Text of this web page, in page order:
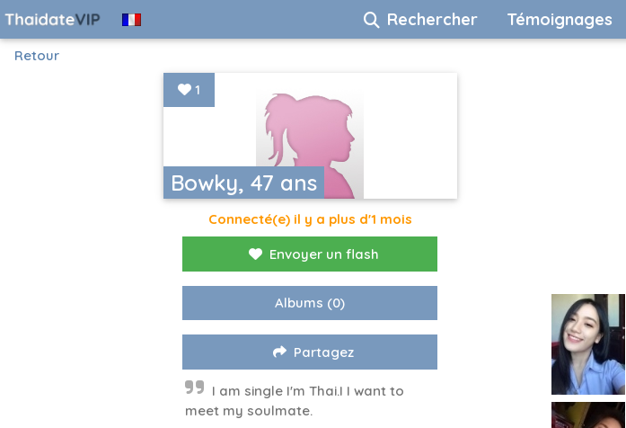
Rechercher Témoignages
Retour
Bowky, 47 ans
1
Connecté(e) il y a plus d'1 mois
Envoyer un flash
Albums (0)
Partagez
I am single I'm Thai.I I want to
meet my soulmate.